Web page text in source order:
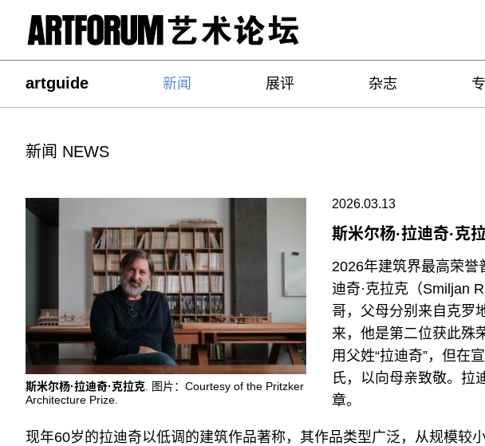
artguide 新闻 展评 杂志
新闻 NEWS
斯米尔杨·拉迪奇·克拉克 . 图片：Courtesy of the Pritzker
Architecture Prize.
2026.03.13
斯米尔杨·拉迪奇·克
2026年建筑界最高荣誉
迪奇·克拉克（Smiljan
哥，父母分别来自克罗
来，他是第二位获此殊
用父姓“拉迪奇”，但在
氏，以向母亲致敬。拉
章。
现年60岁的拉迪奇以低调的建筑作品著称，其作品类型广泛，从规模较